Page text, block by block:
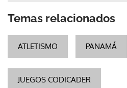
Temas relacionados
ATLETISMO PANAMÁ
JUEGOS CODICADER